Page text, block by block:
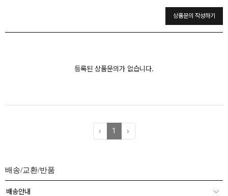
상품문의 작성하기
등록된 상품문의가 없습니다.
‹ 1 ›
배송/교환/반품
배송안내